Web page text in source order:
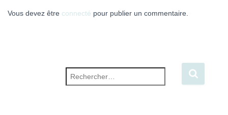
Vous devez être connecté pour publier un commentaire.